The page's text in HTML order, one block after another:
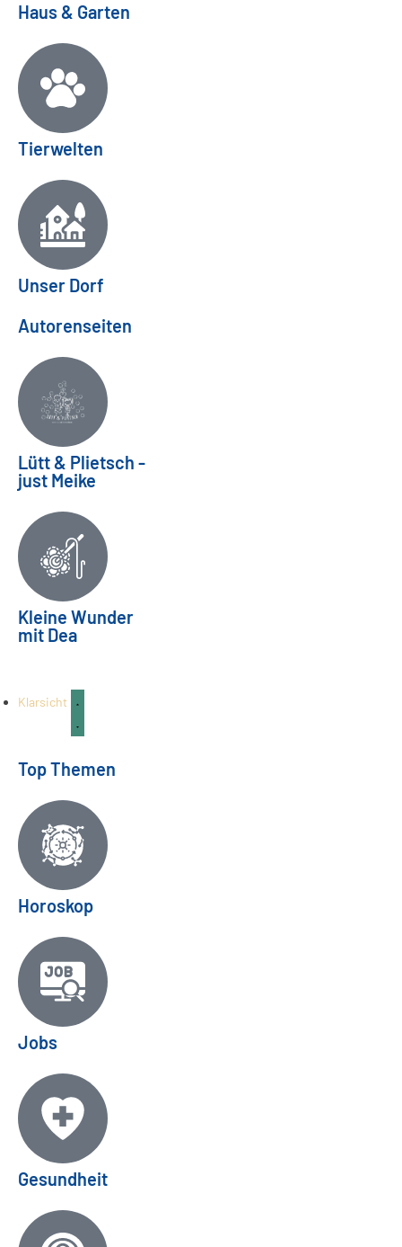
Haus & Garten
Tierwelten
Unser Dorf
Autorenseiten
Lütt & Plietsch -
just Meike
Kleine Wunder
mit Dea
Ein Abschied verändert alles |
Bereitschaftspflege Teil 03
Aug.
Klarsicht
Top Themen
Horoskop
Jobs
Gesundheit